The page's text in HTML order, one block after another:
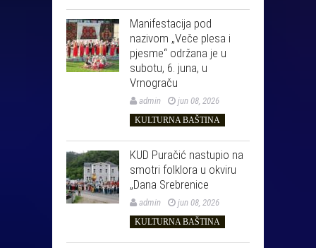
Manifestacija pod
nazivom „Veče plesa i
pjesme“ održana je u
subotu, 6. juna, u
Vrnograču
admin jun 08, 2026
KULTURNA BAŠTINA
KUD Puračić nastupio na
smotri folklora u okviru
„Dana Srebrenice
admin jun 08, 2026
KULTURNA BAŠTINA